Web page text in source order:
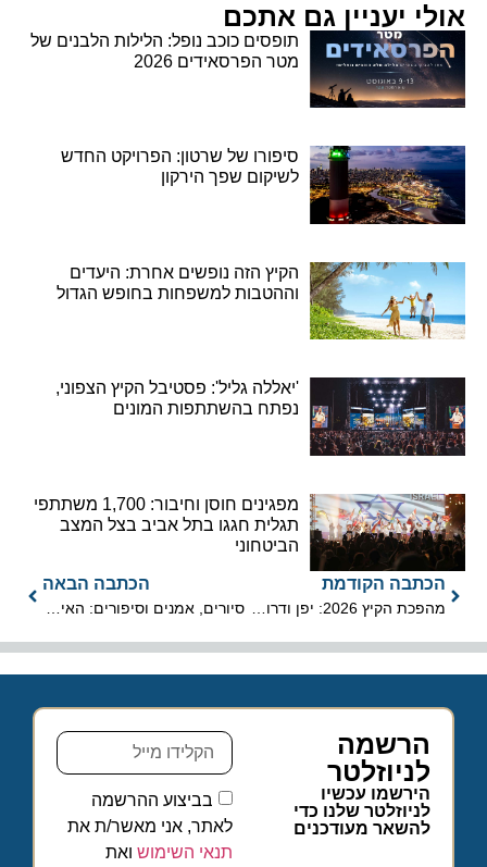
אולי יעניין גם אתכם
תופסים כוכב נופל: הלילות הלבנים של
מטר הפרסאידים 2026
סיפורו של שרטון: הפרויקט החדש
לשיקום שפך הירקון
הקיץ הזה נופשים אחרת: היעדים
וההטבות למשפחות בחופש הגדול
'יאללה גליל': פסטיבל הקיץ הצפוני,
נפתח בהשתתפות המונים
מפגינים חוסן וחיבור: 1,700 משתתפי
תגלית חגגו בתל אביב בצל המצב
הביטחוני
הכתבה הקודמת הכתבה הבאה
הרשמה
לניוזלטר
הירשמו עכשיו
לניוזלטר שלנו כדי
להשאר מעודכנים
בביצוע ההרשמה
לאתר, אני מאשר/ת את
תנאי השימוש ואת